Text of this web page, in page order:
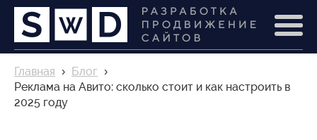
Главная › Блог ›
Реклама на Авито: сколько стоит и как настроить в
2025 году